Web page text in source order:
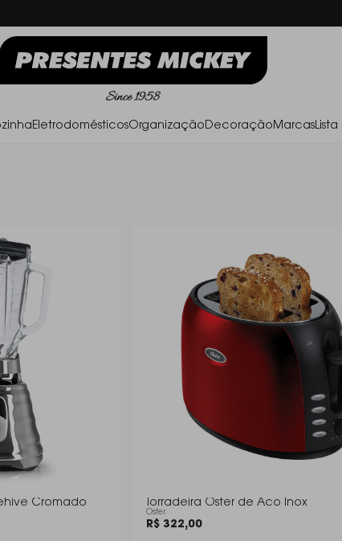
EletrodomésticosOrganizaçãoDecoraçãoMarcas
Cromado
Torradeira Oster de Aco Inox
Oster
R$ 322,00